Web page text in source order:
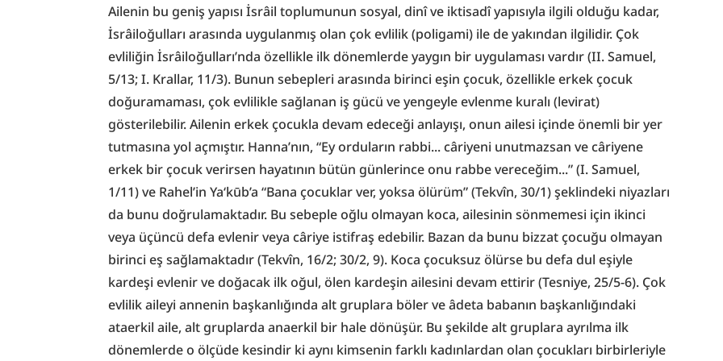
Ailenin bu geniş yapısı İsrâil toplumunun sosyal, dinî ve iktisadî yapısıyla ilgili olduğu kadar,
İsrâiloğulları arasında uygulanmış olan çok evlilik (poligami) ile de yakından ilgilidir. Çok
evliliğin İsrâiloğulları’nda özellikle ilk dönemlerde yaygın bir uygulaması vardır (II. Samuel,
5/13; I. Krallar, 11/3). Bunun sebepleri arasında birinci eşin çocuk, özellikle erkek çocuk
doğuramaması, çok evlilikle sağlanan iş gücü ve yengeyle evlenme kuralı (levirat)
gösterilebilir. Ailenin erkek çocukla devam edeceği anlayışı, onun ailesi içinde önemli bir yer
tutmasına yol açmıştır. Hanna’nın, “Ey orduların rabbi... câriyeni unutmazsan ve câriyene
erkek bir çocuk verirsen hayatının bütün günlerince onu rabbe vereceğim...” (I. Samuel,
1/11) ve Rahel’in Ya‘kūb’a “Bana çocuklar ver, yoksa ölürüm” (Tekvîn, 30/1) şeklindeki niyazları
da bunu doğrulamaktadır. Bu sebeple oğlu olmayan koca, ailesinin sönmemesi için ikinci
veya üçüncü defa evlenir veya câriye istifraş edebilir. Bazan da bunu bizzat çocuğu olmayan
birinci eş sağlamaktadır (Tekvîn, 16/2; 30/2, 9). Koca çocuksuz ölürse bu defa dul eşiyle
kardeşi evlenir ve doğacak ilk oğul, ölen kardeşin ailesini devam ettirir (Tesniye, 25/5-6). Çok
evlilik aileyi annenin başkanlığında alt gruplara böler ve âdeta babanın başkanlığındaki
ataerkil aile, alt gruplarda anaerkil bir hale dönüşür. Bu şekilde alt gruplara ayrılma ilk
dönemlerde o ölçüde kesindir ki aynı kimsenin farklı kadınlardan olan çocukları birbirleriyle